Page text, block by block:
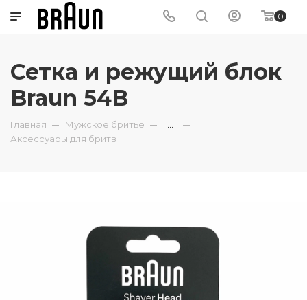
0
Сетка и режущий блок
Braun 54B
Главная Мужское бритье
Аксессуары для бритв